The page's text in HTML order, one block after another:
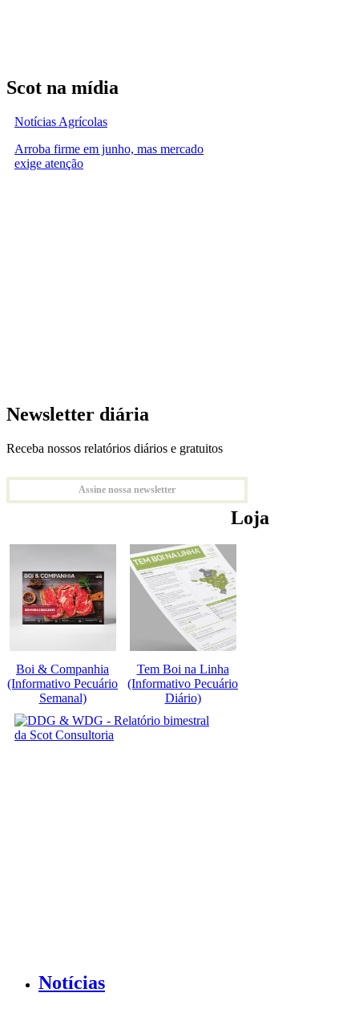
Scot na mídia
Notícias Agrícolas
Arroba firme em junho, mas mercado
exige atenção
Newsletter diária
Receba nossos relatórios diários e gratuitos
Assine nossa newsletter
Loja
Boi & Companhia
(Informativo Pecuário
Semanal)
Tem Boi na Linha
(Informativo Pecuário
Diário)
Notícias